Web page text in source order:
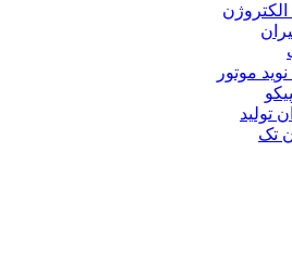
موتور
تولید
تک